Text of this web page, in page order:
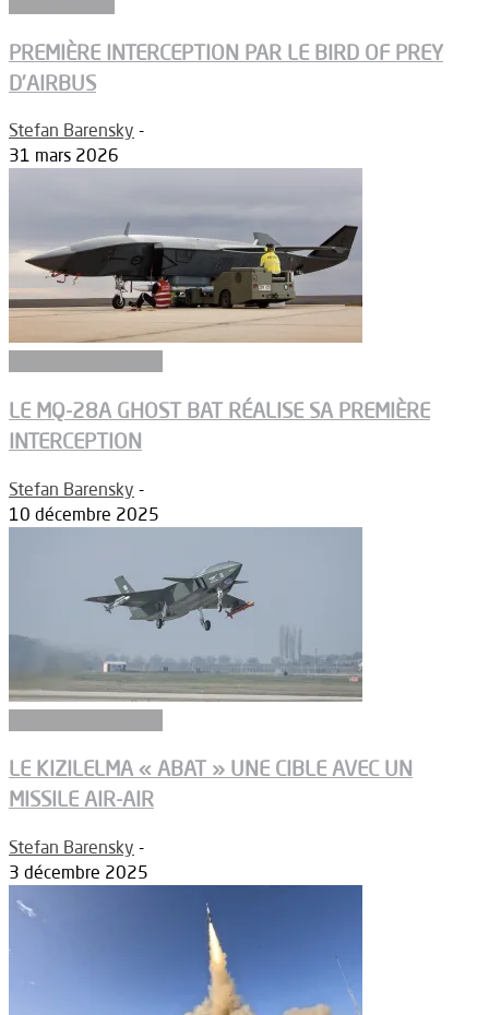
PREMIÈRE INTERCEPTION PAR LE BIRD OF PREY
D’AIRBUS
Stefan Barensky -
31 mars 2026
LE MQ-28A GHOST BAT RÉALISE SA PREMIÈRE
INTERCEPTION
Stefan Barensky -
10 décembre 2025
LE KIZILELMA « ABAT » UNE CIBLE AVEC UN
MISSILE AIR-AIR
Stefan Barensky -
3 décembre 2025